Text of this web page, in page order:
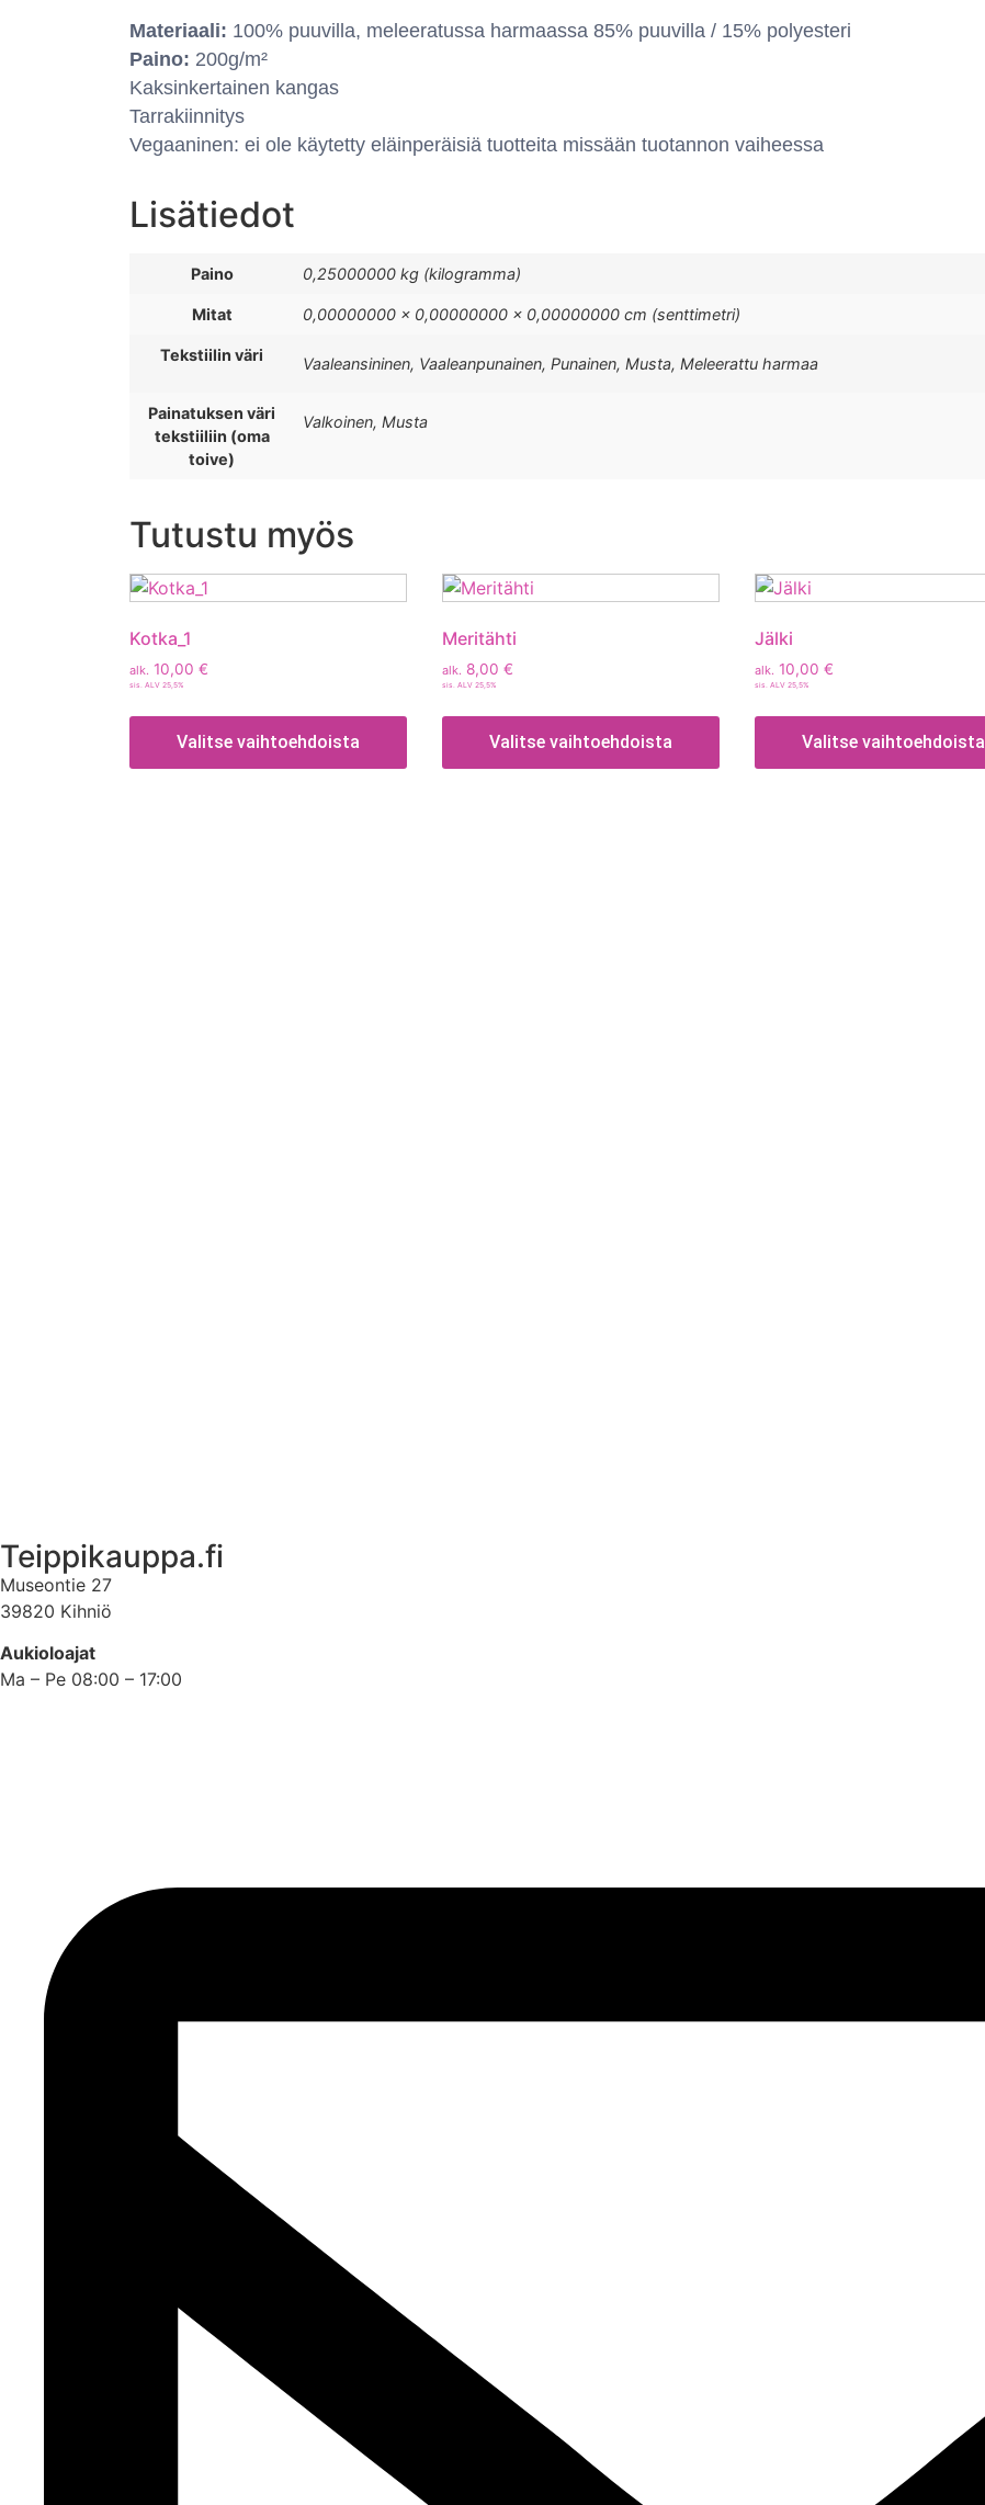
Materiaali: 100% puuvilla, meleeratussa harmaassa 85% puuvilla / 15% polyesteri
Paino: 200g/m²
Kaksinkertainen kangas
Tarrakiinnitys
Vegaaninen: ei ole käytetty eläinperäisiä tuotteita missään tuotannon vaiheessa
Lisätiedot
Paino 0,25000000 kg (kilogramma)
Mitat 0,00000000 × 0,00000000 × 0,00000000 cm (senttimetri)
Tekstiilin väri Vaaleansininen, Vaaleanpunainen, Punainen, Musta, Meleerattu harmaa
Painatuksen väri
tekstiiliin (oma
toive)
Valkoinen, Musta
Tutustu myös
Kotka_1
alk. 10,00 €
sis. ALV 25,5%
Valitse vaihtoehdoista
Meritähti
alk. 8,00 €
sis. ALV 25,5%
Valitse vaihtoehdoista
Jälki
alk. 10,00 €
sis. ALV 25,5%
Valitse vaihtoehdoista
Teippikauppa.fi
Museontie 27
39820 Kihniö
Aukioloajat
Ma – Pe 08:00 – 17:00